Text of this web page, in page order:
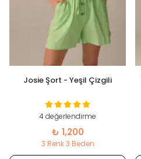
Josie Şort - Yeşil Çizgili
4 değerlendirme
₺ 1,200
3 Renk 3 Beden